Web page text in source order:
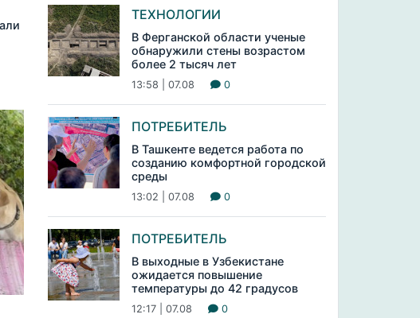
ТЕХНОЛОГИИ
В Ферганской области ученые
обнаружили стены возрастом
более 2 тысяч лет
13:58 | 07.08 0
ПОТРЕБИТЕЛЬ
В Ташкенте ведется работа по
созданию комфортной городской
среды
13:02 | 07.08 0
ПОТРЕБИТЕЛЬ
В выходные в Узбекистане
ожидается повышение
температуры до 42 градусов
12:17 | 07.08 0